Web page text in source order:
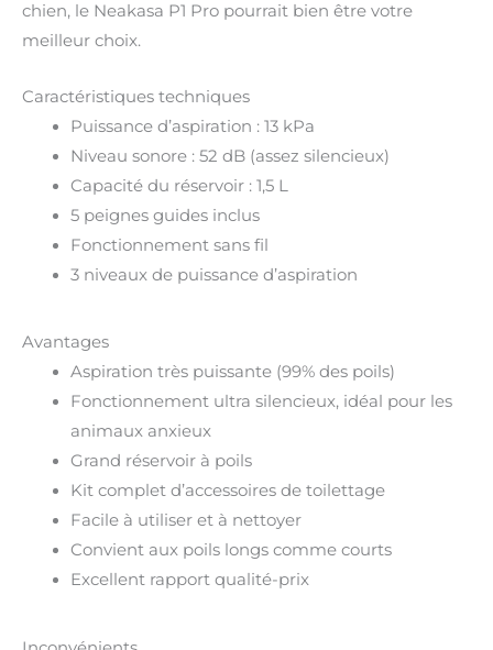
chien, le Neakasa P1 Pro pourrait bien être votre
meilleur choix.
Caractéristiques techniques
Puissance d’aspiration : 13 kPa
Niveau sonore : 52 dB (assez silencieux)
Capacité du réservoir : 1,5 L
5 peignes guides inclus
Fonctionnement sans fil
3 niveaux de puissance d’aspiration
Avantages
Aspiration très puissante (99% des poils)
Fonctionnement ultra silencieux, idéal pour les
animaux anxieux
Grand réservoir à poils
Kit complet d’accessoires de toilettage
Facile à utiliser et à nettoyer
Convient aux poils longs comme courts
Excellent rapport qualité-prix